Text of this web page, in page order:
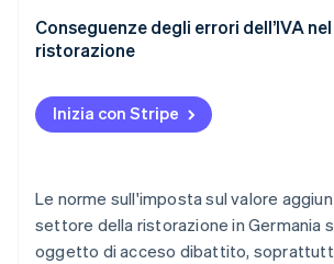
Ordini con aliquote IVA diverse
Catering
Conseguenze degli errori dell’IVA
ristorazione
Inizia con Stripe
Le norme sull'imposta sul valore
settore della ristorazione in Germania
oggetto di acceso dibattito,